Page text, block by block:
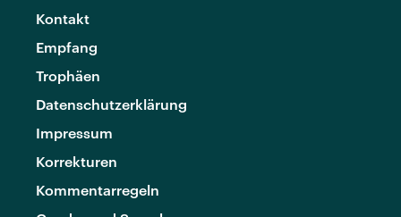
Kontakt
Empfang
Trophäen
Datenschutzerklärung
Impressum
Korrekturen
Kommentarregeln